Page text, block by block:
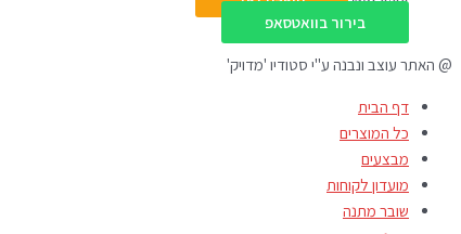
בירור בוואטסאפ
@ האתר עוצב ונבנה ע"י סטודיו 'מדויק'
דף הבית
כל המוצרים
מבצעים
מועדון לקוחות
שובר מתנה